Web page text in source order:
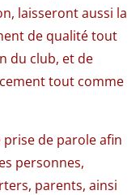
laisseront aussi la
de qualité tout
du club, et de
tout comme
de parole afin
personnes,
parents, ainsi